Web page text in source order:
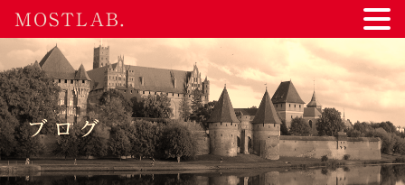
ブログ
MOSTLAB.